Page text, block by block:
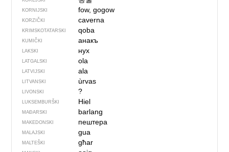
KORNIJSKI fow, gogow
KORZIČKI caverna
KRIMSKOTATARSKI qoba
KUMIČKI анакъ
LAKSKI нух
LATGALSKI ola
LATVIJSKI ala
LITVANSKI ùrvas
LIVONSKI ?
LUKSEMBURŠKI Hiel
MAĐARSKI barlang
MAKEDONSKI пештера
MALAJSKI gua
MALTEŠKI għar